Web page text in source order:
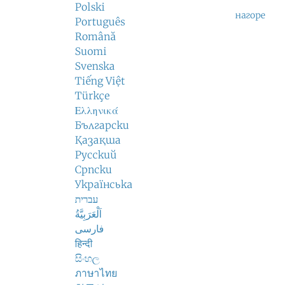
Polski
Português
Română
Suomi
Svenska
Tiếng Việt
Türkçe
Ελληνικά
Български
Қазақша
Русский
Српски
Українська
עברית
اَلْعَرَبِيَّةُ
فارسی
हिन्दी
සිංහල
ภาษาไทย
нагоре